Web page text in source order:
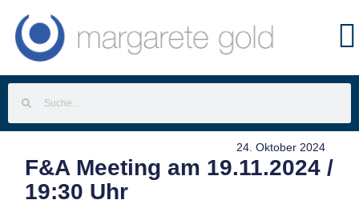
24. Oktober 2024
F&A Meeting am 19.11.2024 /
19:30 Uhr